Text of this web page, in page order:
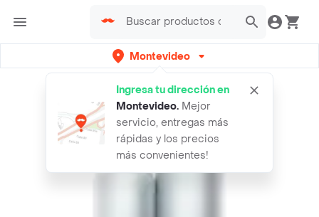
Montevideo
Ingresa tu dirección en
Montevideo. Mejor
servicio, entregas más
rápidas y los precios
más convenientes!